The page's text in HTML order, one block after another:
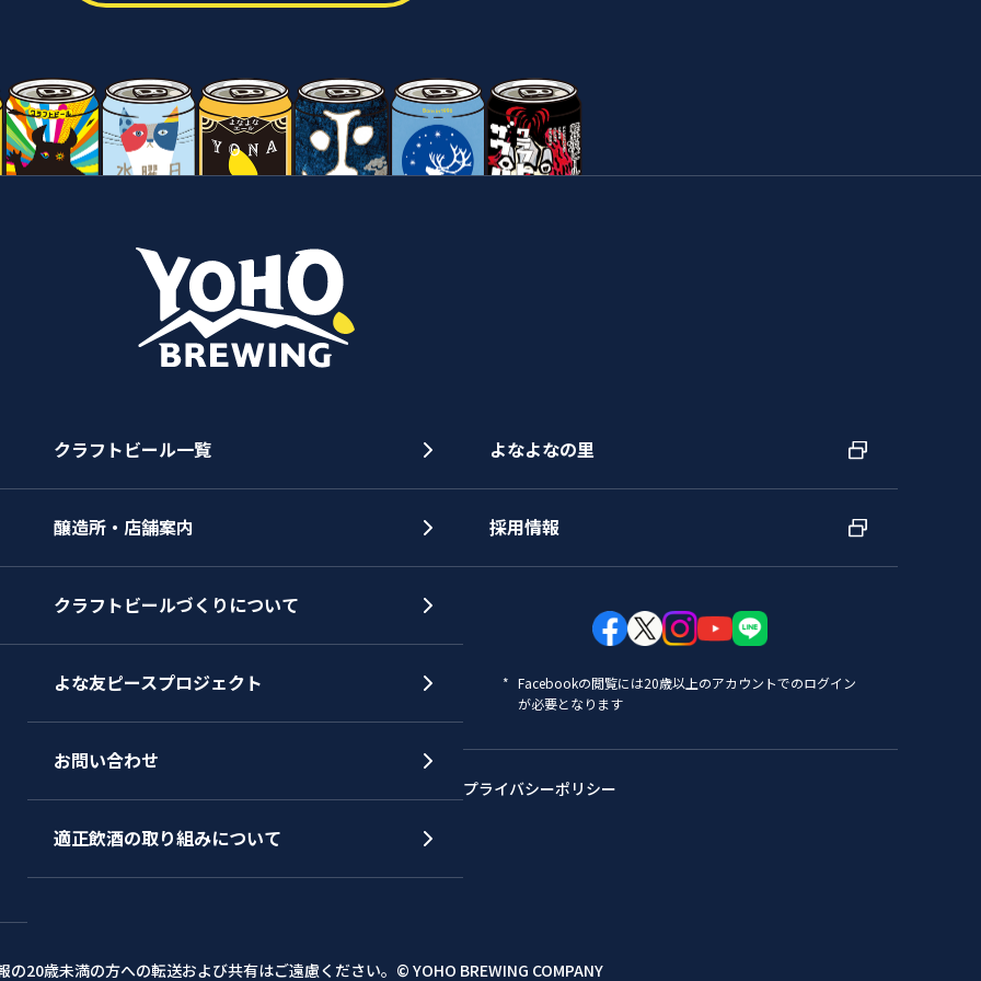
クラフトビール一覧
醸造所・店舗案内
クラフトビールづくりについて
よな友ピースプロジェクト
お問い合わせ
適正飲酒の取り組みについて
よなよなの里
採用情報
Facebookの閲覧には20歳以上のアカウントでのログイン
が必要となります
プライバシーポリシー
の20歳未満の方への転送および共有はご遠慮ください。 © YOHO BREWING COMPANY